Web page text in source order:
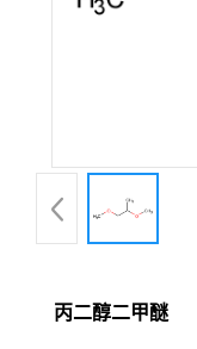
丙二醇二甲醚